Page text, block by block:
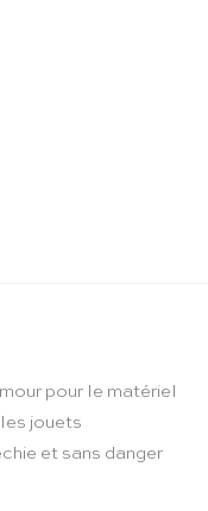
pour le matériel
jouets
et sans danger